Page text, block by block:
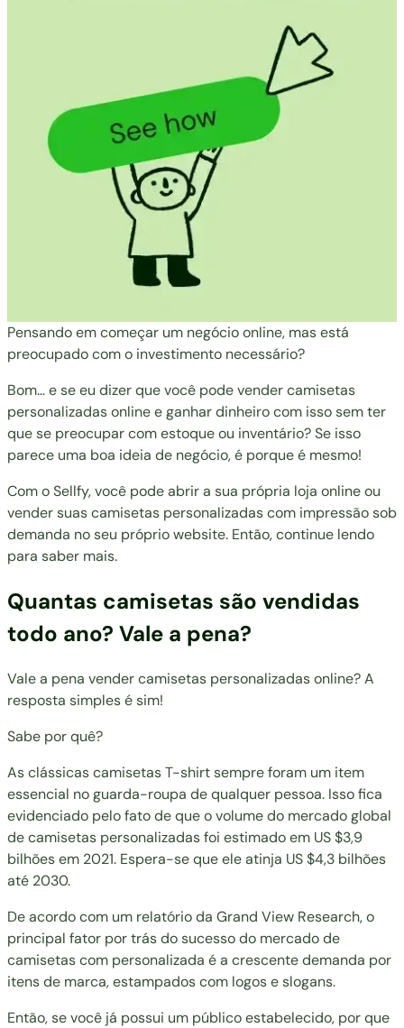
Pensando em começar um negócio online, mas está
preocupado com o investimento necessário?
Bom… e se eu dizer que você pode vender camisetas
personalizadas online e ganhar dinheiro com isso sem ter
que se preocupar com estoque ou inventário? Se isso
parece uma boa ideia de negócio, é porque é mesmo!
Com o Sellfy, você pode abrir a sua própria loja online ou
vender suas camisetas personalizadas com impressão sob
demanda no seu próprio website. Então, continue lendo
para saber mais.
Quantas camisetas são vendidas
todo ano? Vale a pena?
Vale a pena vender camisetas personalizadas online? A
resposta simples é sim!
Sabe por quê?
As clássicas camisetas T-shirt sempre foram um item
essencial no guarda-roupa de qualquer pessoa. Isso fica
evidenciado pelo fato de que o volume do mercado global
de camisetas personalizadas foi estimado em US $3,9
bilhõesem 2021. Espera-se que ele atinja US $4,3 bilhões
até 2030.
De acordo com um relatório da Grand View Research, o
principal fator por trás do sucesso do mercado de
camisetas com personalizada é a crescente demanda por
itens de marca, estampados com logos e slogans.
Então, se você já possui um público estabelecido, por que